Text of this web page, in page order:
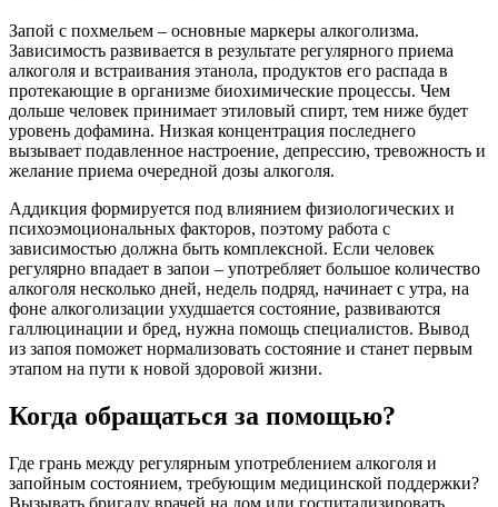
Запой с похмельем – основные маркеры алкоголизма.
Зависимость развивается в результате регулярного приема
алкоголя и встраивания этанола, продуктов его распада в
протекающие в организме биохимические процессы. Чем
дольше человек принимает этиловый спирт, тем ниже будет
уровень дофамина. Низкая концентрация последнего
вызывает подавленное настроение, депрессию, тревожность и
желание приема очередной дозы алкоголя.
Аддикция формируется под влиянием физиологических и
психоэмоциональных факторов, поэтому работа с
зависимостью должна быть комплексной. Если человек
регулярно впадает в запои – употребляет большое количество
алкоголя несколько дней, недель подряд, начинает с утра, на
фоне алкоголизации ухудшается состояние, развиваются
галлюцинации и бред, нужна помощь специалистов. Вывод
из запоя поможет нормализовать состояние и станет первым
этапом на пути к новой здоровой жизни.
Когда обращаться за помощью?
Где грань между регулярным употреблением алкоголя и
запойным состоянием, требующим медицинской поддержки?